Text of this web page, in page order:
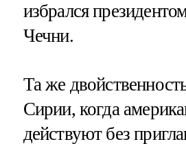
избрался
Чечни.
Та же
Сирии, когда
действуют без